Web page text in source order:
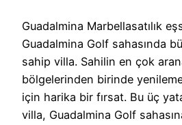
Guadalmina Marbellasatılık
Guadalmina Golf sahasında
sahip villa. Sahilin en çok
bölgelerinden birinde
için harika bir fırsat. Bu üç
villa, Guadalmina Golf